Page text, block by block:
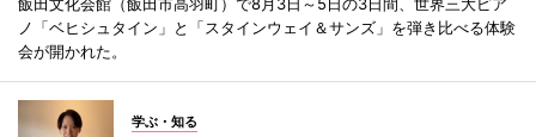
ノ「ベヒシュタイン」と「スタインウェイ＆サンズ」を弾き比べる体験
会が開かれた。
学ぶ・知る